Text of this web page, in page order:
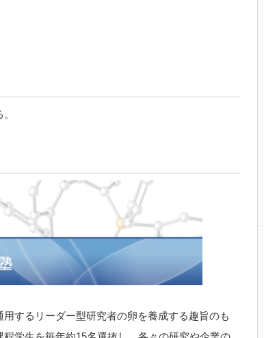
用するリーダー型研究者の卵を養成する趣旨のも